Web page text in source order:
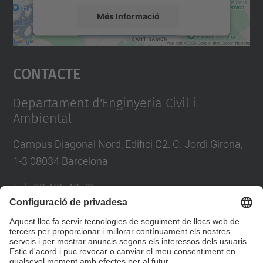
Més Informació
Accepta
powered by
Contacte
Departament d'Enginyeria Civil i
Ambiental
Campus Diagonal Nord, Edifici C2. C. Jordi Girona,
1-3 08034 Barcelona
Tel.:93 405 40 78
Directori UPC